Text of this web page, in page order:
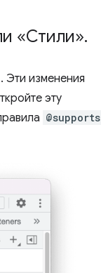
«Стили».
. Эти изменения
эту
@supports